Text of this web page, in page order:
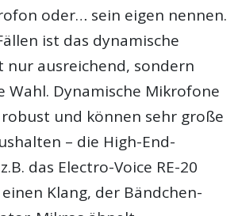
oder… sein eigen nennen.
ist das dynamische
nur ausreichend, sondern
Wahl. Dynamische Mikrofone
und können sehr große
– die High-End-
das Electro-Voice RE-20
Klang, der Bändchen-